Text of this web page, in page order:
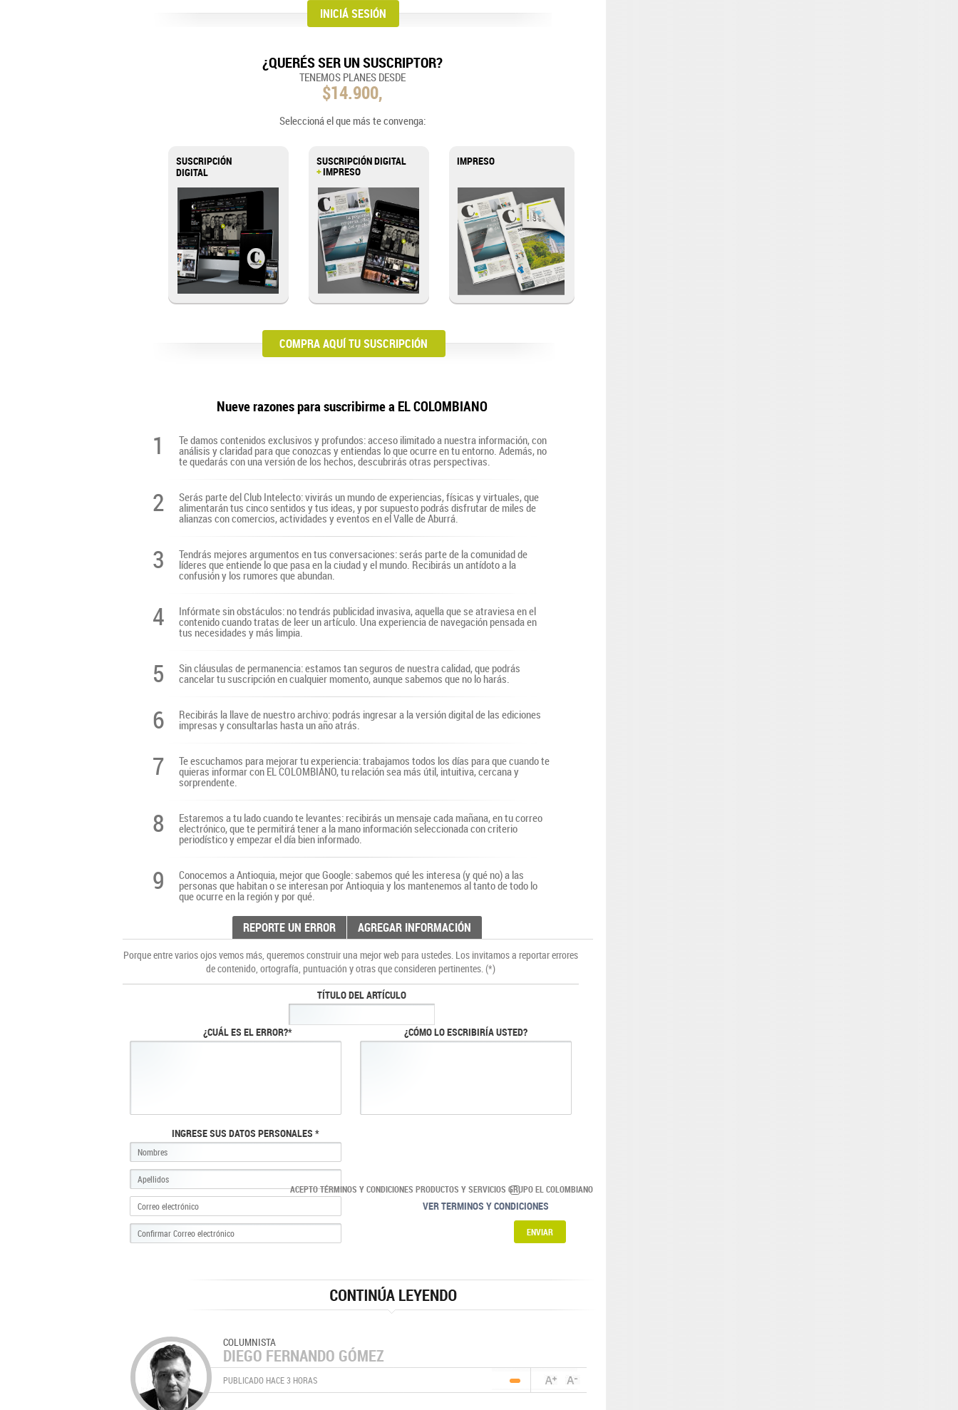
¿QUERÉS SER UN SUSCRIPTOR?
TENEMOS PLANES DESDE
$14.900,
Seleccioná el que más te convenga:
SUSCRIPCIÓN
DIGITAL
SUSCRIPCIÓN DIGITAL
+IMPRESO
IMPRESO
COMPRA AQUÍ TU SUSCRIPCIÓN
Nueve razones para suscribirme a EL COLOMBIANO
1 Te damos contenidos exclusivos y profundos: acceso ilimitado a nuestra información, con
análisis y claridad para que conozcas y entiendas lo que ocurre en tu entorno. Además, no
te quedarás con una versión de los hechos, descubrirás otras perspectivas.
2 Serás parte del Club Intelecto: vivirás un mundo de experiencias, físicas y virtuales, que
alimentarán tus cinco sentidos y tus ideas, y por supuesto podrás disfrutar de miles de
alianzas con comercios, actividades y eventos en el Valle de Aburrá.
3 Tendrás mejores argumentos en tus conversaciones: serás parte de la comunidad de
líderes que entiende lo que pasa en la ciudad y el mundo. Recibirás un antídoto a la
confusión y los rumores que abundan.
4 Infórmate sin obstáculos: no tendrás publicidad invasiva, aquella que se atraviesa en el
contenido cuando tratas de leer un artículo. Una experiencia de navegación pensada en
tus necesidades y más limpia.
5 Sin cláusulas de permanencia: estamos tan seguros de nuestra calidad, que podrás
cancelar tu suscripción en cualquier momento, aunque sabemos que no lo harás.
6 Recibirás la llave de nuestro archivo: podrás ingresar a la versión digital de las ediciones
impresas y consultarlas hasta un año atrás.
7 Te escuchamos para mejorar tu experiencia: trabajamos todos los días para que cuando te
quieras informar con EL COLOMBIANO, tu relación sea más útil, intuitiva, cercana y
sorprendente.
8 Estaremos a tu lado cuando te levantes: recibirás un mensaje cada mañana, en tu correo
electrónico, que te permitirá tener a la mano información seleccionada con criterio
periodístico y empezar el día bien informado.
9 Conocemos a Antioquia, mejor que Google: sabemos qué les interesa (y qué no) a las
personas que habitan o se interesan por Antioquia y los mantenemos al tanto de todo lo
que ocurre en la región y por qué.
REPORTE UN ERROR AGREGAR INFORMACIÓN
Porque entre varios ojos vemos más, queremos construir una mejor web para ustedes. Los invitamos a reportar errores
de contenido, ortografía, puntuación y otras que consideren pertinentes. (*)
TÍTULO DEL ARTÍCULO
¿CUÁL ES EL ERROR?* ¿CÓMO LO ESCRIBIRÍA USTED?
INGRESE SUS DATOS PERSONALES *
ACEPTO TÉRMINOS Y CONDICIONES PRODUCTOS Y SERVICIOS GRUPO EL COLOMBIANO
VER TERMINOS Y CONDICIONES
COLUMNISTA
DIEGO FERNANDO GÓMEZ
PUBLICADO HACE 3 HORAS